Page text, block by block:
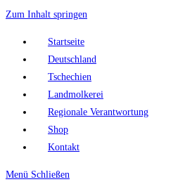
Zum Inhalt springen
Startseite
Deutschland
Tschechien
Landmolkerei
Regionale Verantwortung
Shop
Kontakt
Menü Schließen